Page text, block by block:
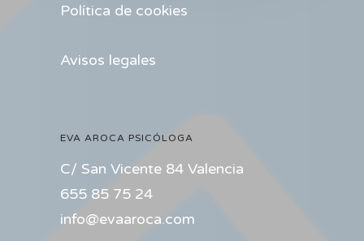
Política de cookies
Avisos legales
EVA AROCA PSICÓLOGA
C/ San Vicente 84 Valencia
655 85 75 24
info@evaaroca.com